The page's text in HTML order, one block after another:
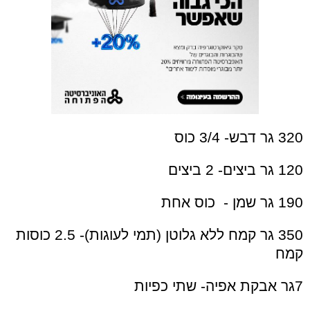
320 גר דבש- 3/4 כוס
120 גר ביצים- 2 ביצים
190 גר שמן - כוס אחת
350 גר קמח ללא גלוטן (תמי לעוגות)- 2.5 כוסות
קמח
7גר אבקת אפיה- שתי כפיות